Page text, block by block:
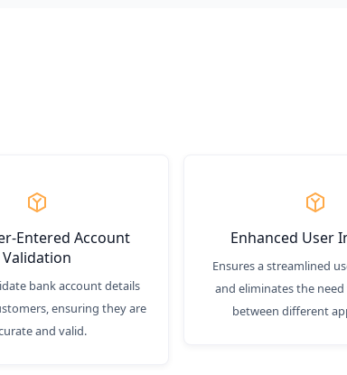
Entered Account
Validation
bank account details
ensuring they are
and valid.
Enhanced User
Ensures a streamlined
and eliminates the
between different